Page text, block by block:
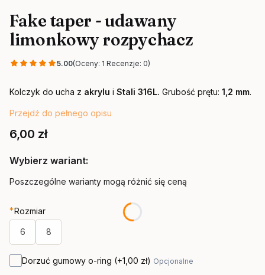
Fake taper - udawany
limonkowy rozpychacz
5.00(Oceny: 1 Recenzje: 0)
Kolczyk do ucha z akrylu i Stali 316L. Grubość prętu: 1,2 mm.
Przejdź do pełnego opisu
Cena
6,00 zł
Wybierz wariant:
Poszczególne warianty mogą różnić się ceną
*Rozmiar
6 8
Dorzuć gumowy o-ring (+1,00 zł) Opcjonalne